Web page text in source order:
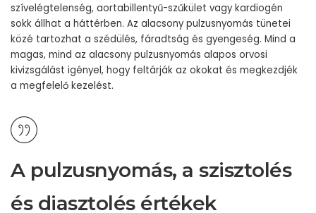
szívelégtelenség, aortabillentyű-szűkület vagy kardiogén
sokk állhat a háttérben. Az alacsony pulzusnyomás tünetei
közé tartozhat a szédülés, fáradtság és gyengeség. Mind a
magas, mind az alacsony pulzusnyomás alapos orvosi
kivizsgálást igényel, hogy feltárják az okokat és megkezdjék
a megfelelő kezelést.
A pulzusnyomás, a szisztolés
és diasztolés értékek